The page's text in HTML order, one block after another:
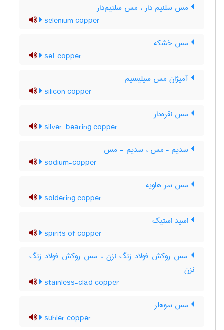
مس سلنیم دار ، مس سلنیم‌دار
selenium copper
مس خشکه
set copper
آمیژان مس سیلیسیم
silicon copper
مس نقره‌دار
silver-bearing copper
سدیم – مس ، سدیم - مس
sodium-copper
مس سر هاویه
soldering copper
اسید استیک
spirits of copper
مس روکش فولاد زنگ نزن ، مس روکش فولاد زنگ
‌نزن
stainless-clad copper
مس سوهلر
suhler copper